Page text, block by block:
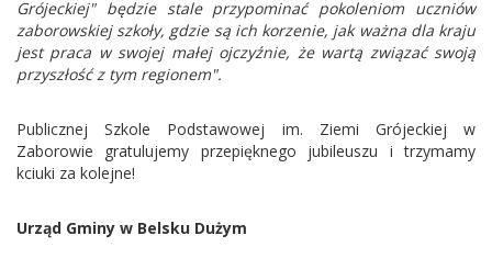
Grójeckiej" będzie stale przypominać pokoleniom uczniów
zaborowskiej szkoły, gdzie są ich korzenie, jak ważna dla kraju
jest praca w swojej małej ojczyźnie, że wartą związać swoją
przyszłość z tym regionem".
Publicznej Szkole Podstawowej im. Ziemi Grójeckiej w
Zaborowie gratulujemy przepięknego jubileuszu i trzymamy
kciuki za kolejne!
Urząd Gminy w Belsku Dużym